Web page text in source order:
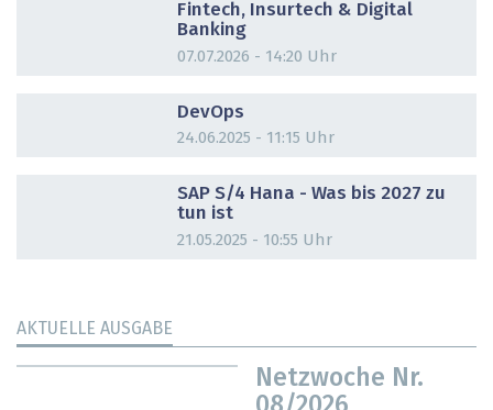
Fintech, Insurtech & Digital
Banking
07.07.2026 - 14:20 Uhr
DevOps
24.06.2025 - 11:15 Uhr
SAP S/4 Hana - Was bis 2027 zu
tun ist
21.05.2025 - 10:55 Uhr
AKTUELLE AUSGABE
Netzwoche Nr.